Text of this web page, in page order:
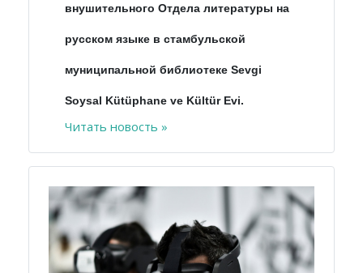
внушительного Отдела литературы на
русском языке в стамбульской
муниципальной библиотеке Sevgi
Soysal Kütüphane ve Kültür Evi.
Читать новость »